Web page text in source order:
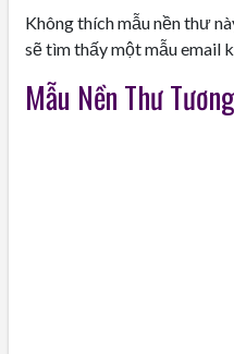
Không thích mẫu nền thư
sẽ tìm thấy một mẫu email
Mẫu Nền Thư